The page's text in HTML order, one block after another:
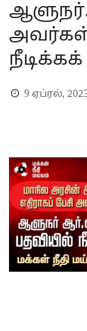
நீடிக்கக்
9 ஏப்ரல்,